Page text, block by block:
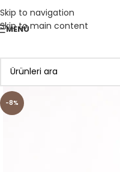
Skip to navigation
Skip to main content
MENÜ
-8%